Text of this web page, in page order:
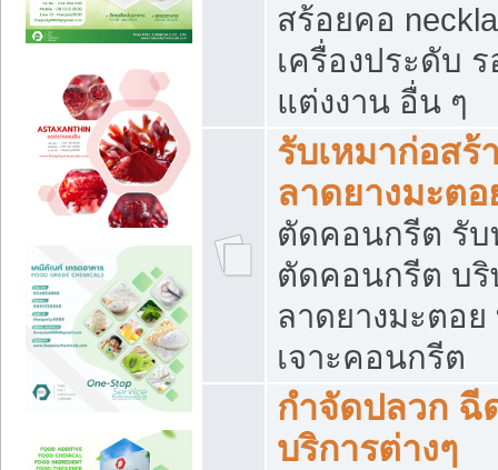
สร้อยคอ
เครื่องประดับ ร
แต่งงาน อื่น ๆ
รับเหมาก่อส
ลาดยางมะต
ตัดคอนกรีต รับ
ตัดคอนกรีต บริ
ลาดยางมะตอ
เจาะคอนกรีต
กำจัดปลวก ฉี
บริการต่างๆ